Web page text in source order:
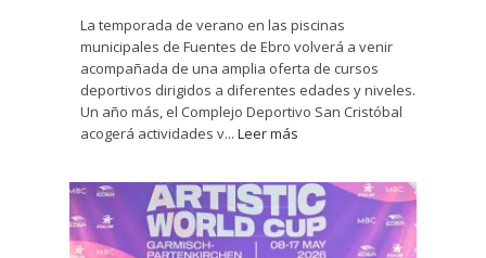
La temporada de verano en las piscinas
municipales de Fuentes de Ebro volverá a venir
acompañada de una amplia oferta de cursos
deportivos dirigidos a diferentes edades y niveles.
Un año más, el Complejo Deportivo San Cristóbal
acogerá actividades v... Leer más